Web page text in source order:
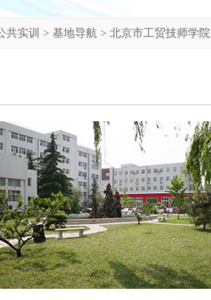
共实训 > 基地导航 > 北京市工贸技师学院